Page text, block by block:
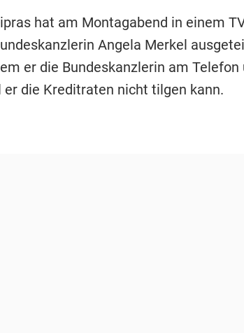
hat am Montagabend in einem
Angela Merkel
er die Bundeskanzlerin am
er die Kreditraten nicht tilgen kann.